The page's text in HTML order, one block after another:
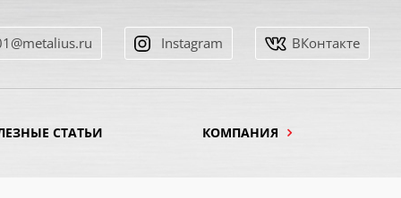
Instagram ВКонтакте
СТАТЬИ КОМПАНИЯ